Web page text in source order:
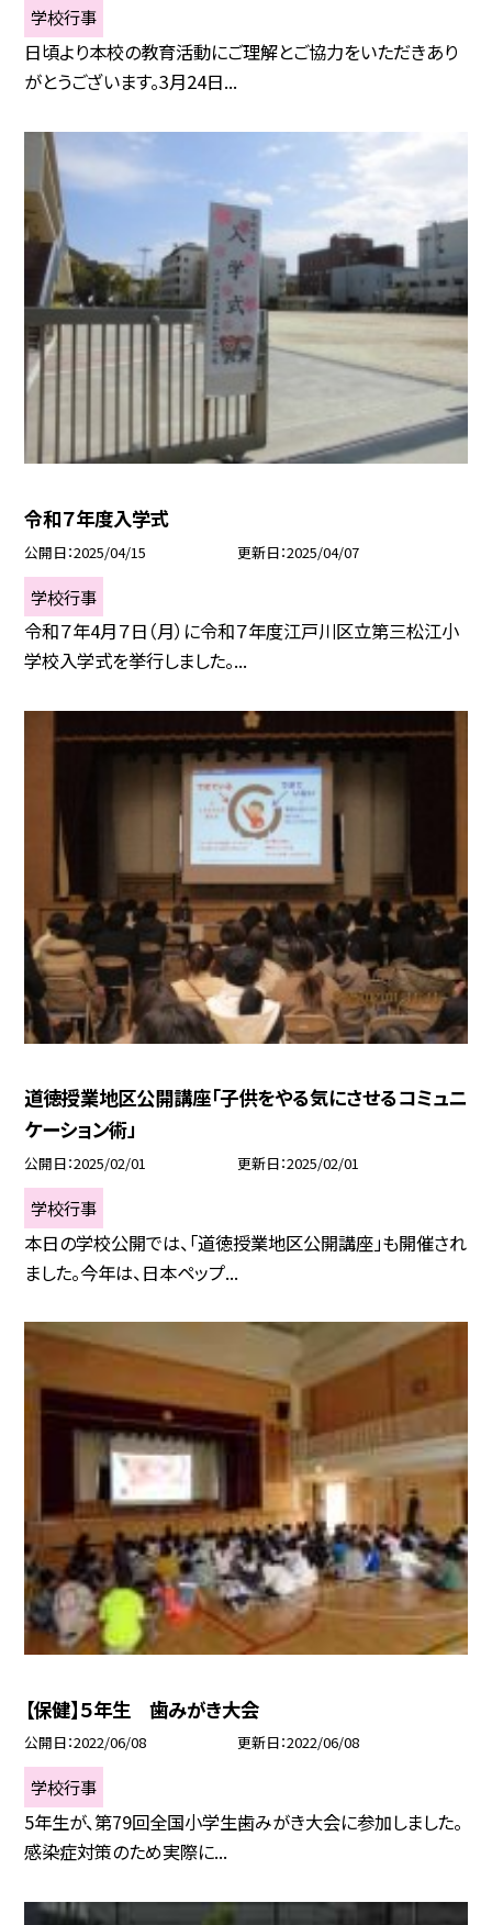
学校行事
日頃より本校の教育活動にご理解とご協力をいただきあり
がとうございます。3月24日...
令和７年度入学式
公開日 2025/04/15 更新日 2025/04/07
学校行事
令和７年4月７日（月）に令和７年度江戸川区立第三松江小
学校入学式を挙行しました。...
道徳授業地区公開講座「子供をやる気にさせるコミュニ
ケーション術」
公開日 2025/02/01 更新日 2025/02/01
学校行事
本日の学校公開では、「道徳授業地区公開講座」も開催され
ました。今年は、日本ペップ...
【保健】５年生 歯みがき大会
公開日 2022/06/08 更新日 2022/06/08
学校行事
5年生が、第79回全国小学生歯みがき大会に参加しました。
感染症対策のため実際に...